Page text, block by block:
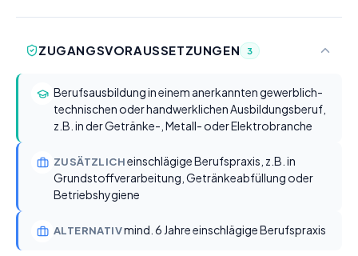
ZUGANGSVORAUSSETZUNGEN 3
Berufsausbildung in einem anerkannten gewerblich-
technischen oder handwerklichen Ausbildungsberuf,
z.B. in der Getränke-, Metall- oder Elektrobranche
ZUSÄTZLICHeinschlägige Berufspraxis, z.B. in
Grundstoffverarbeitung, Getränkeabfüllung oder
Betriebshygiene
ALTERNATIVmind. 6 Jahre einschlägige Berufspraxis